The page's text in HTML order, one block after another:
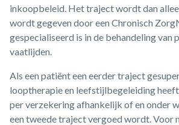
inkoopbeleid. Het traject wordt dan
wordt gegeven door een Chronisch
gespecialiseerd is in de behandeling van
vaatlijden.
Als een patiënt een eerder traject
looptherapie en leefstijlbegeleiding
per verzekering afhankelijk of en onder
een tweede traject vergoed wordt. Voor